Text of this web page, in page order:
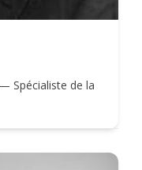
— Spécialiste de la